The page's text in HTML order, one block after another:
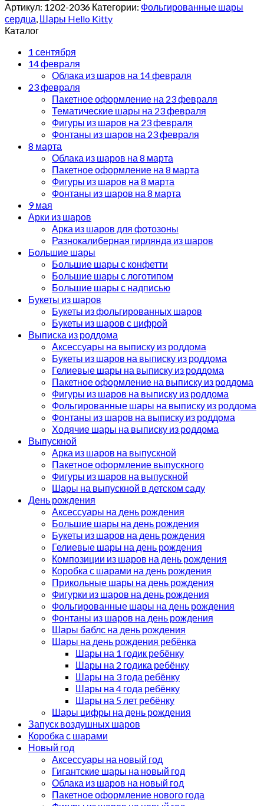
Артикул: 1202-2036 Категории: Фольгированные шары
сердца, Шары Hello Kitty
Каталог
1 сентября
14 февраля
Облака из шаров на 14 февраля
23 февраля
Пакетное оформление на 23 февраля
Тематические шары на 23 февраля
Фигуры из шаров на 23 февраля
Фонтаны из шаров на 23 февраля
8 марта
Облака из шаров на 8 марта
Пакетное оформление на 8 марта
Фигуры из шаров на 8 марта
Фонтаны из шаров на 8 марта
9 мая
Арки из шаров
Арка из шаров для фотозоны
Разнокалиберная гирлянда из шаров
Большие шары
Большие шары с конфетти
Большие шары с логотипом
Большие шары с надписью
Букеты из шаров
Букеты из фольгированных шаров
Букеты из шаров с цифрой
Выписка из роддома
Аксессуары на выписку из роддома
Букеты из шаров на выписку из роддома
Гелиевые шары на выписку из роддома
Пакетное оформление на выписку из роддома
Фигуры из шаров на выписку из роддома
Фольгированные шары на выписку из роддома
Фонтаны из шаров на выписку из роддома
Ходячие шары на выписку из роддома
Выпускной
Арка из шаров на выпускной
Пакетное оформление выпускного
Фигуры из шаров на выпускной
Шары на выпускной в детском саду
День рождения
Аксессуары на день рождения
Большие шары на день рождения
Букеты из шаров на день рождения
Гелиевые шары на день рождения
Композиции из шаров на день рождения
Коробка с шарами на день рождения
Прикольные шары на день рождения
Фигурки из шаров на день рождения
Фольгированные шары на день рождения
Фонтаны из шаров на день рождения
Шары баблс на день рождения
Шары на день рождения ребёнка
Шары на 1 годик ребёнку
Шары на 2 годика ребёнку
Шары на 3 года ребёнку
Шары на 4 года ребёнку
Шары на 5 лет ребёнку
Шары цифры на день рождения
Запуск воздушных шаров
Коробка с шарами
Новый год
Аксессуары на новый год
Гигантские шары на новый год
Облака из шаров на новый год
Пакетное оформление нового года